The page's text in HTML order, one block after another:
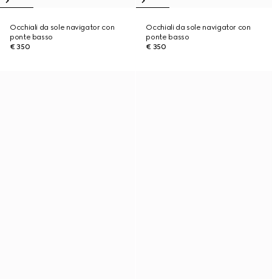
Occhiali da sole navigator con
ponte basso
€ 350
Occhiali da sole navigator con
ponte basso
€ 350